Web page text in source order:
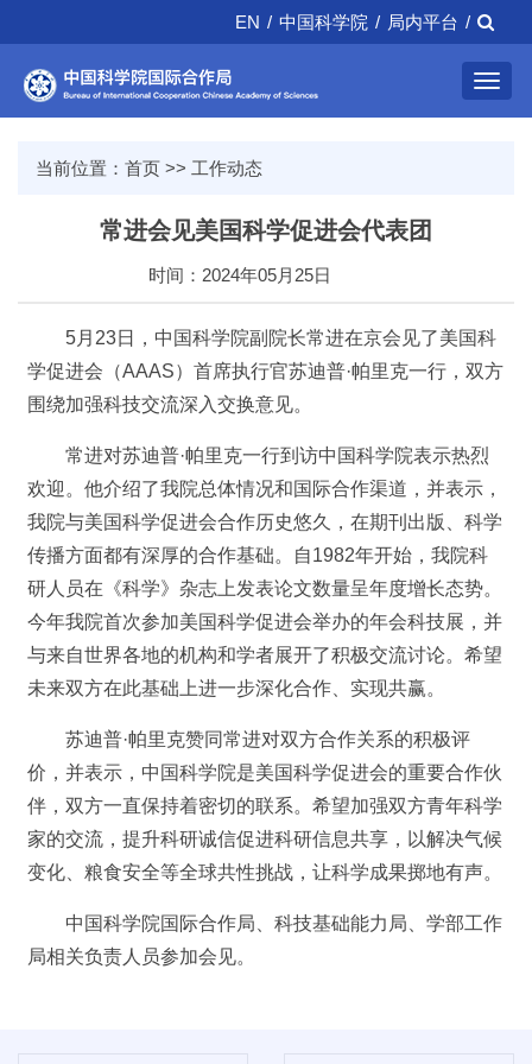
EN / 中国科学院 / 局内平台 /
当前位置： 首页 >> 工作动态
常进会见美国科学促进会代表团
时间：2024年05月25日
5月23日，中国科学院副院长常进在京会见了美国科
学促进会（AAAS）首席执行官苏迪普·帕里克一行，双方
围绕加强科技交流深入交换意见。
常进对苏迪普·帕里克一行到访中国科学院表示热烈
欢迎。他介绍了我院总体情况和国际合作渠道，并表示，
我院与美国科学促进会合作历史悠久，在期刊出版、科学
传播方面都有深厚的合作基础。自1982年开始，我院科
研人员在《科学》杂志上发表论文数量呈年度增长态势。
今年我院首次参加美国科学促进会举办的年会科技展，并
与来自世界各地的机构和学者展开了积极交流讨论。希望
未来双方在此基础上进一步深化合作、实现共赢。
苏迪普·帕里克赞同常进对双方合作关系的积极评
价，并表示，中国科学院是美国科学促进会的重要合作伙
伴，双方一直保持着密切的联系。希望加强双方青年科学
家的交流，提升科研诚信促进科研信息共享，以解决气候
变化、粮食安全等全球共性挑战，让科学成果掷地有声。
中国科学院国际合作局、科技基础能力局、学部工作
局相关负责人员参加会见。